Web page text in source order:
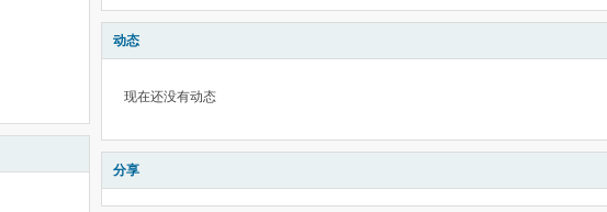
动态
现在还没有动态
分享